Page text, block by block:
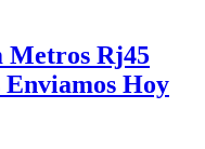
Metros Rj45
Hoy